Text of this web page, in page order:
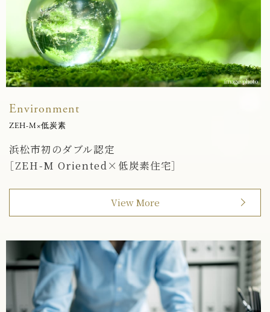
image photo
Environment
ZEH-M×低炭素
浜松市初のダブル認定
［ZEH-M Oriented×低炭素住宅］
View More